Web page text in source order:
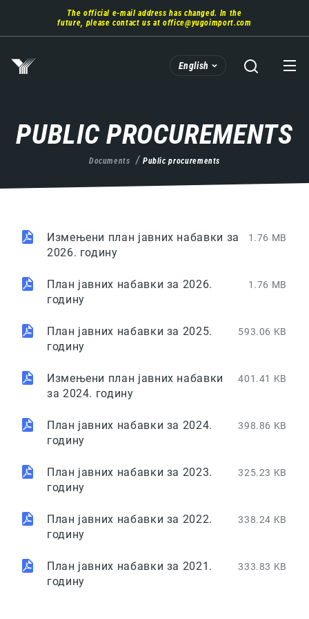
main
The official e-mail address has changed. In the
future, please contact us atoffice@yugoimport.com
English
PUBLIC PROCUREMENTS
Documents Public procurements
Измењени план јавних набавки за
2026. годину
1.76 MB
План јавних набавки за 2026.
годину
1.76 MB
План јавних набавки за 2025.
годину
593.06 KB
Измењени план јавних набавки
за 2024. годину
401.41 KB
План јавних набавки за 2024.
годину
398.86 KB
План јавних набавки за 2023.
годину
325.23 KB
План јавних набавки за 2022.
годину
338.24 KB
План јавних набавки за 2021.
годину
333.83 KB